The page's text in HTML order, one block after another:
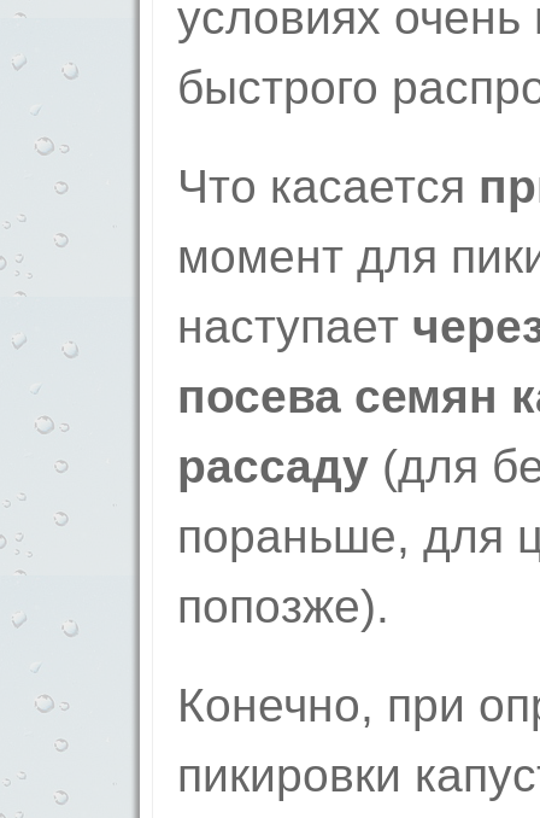
условиях очень
быстрого
Что касается
момент для
наступает
посева семян
рассаду(для
пораньше, для
попозже).
Конечно, при
пикировки